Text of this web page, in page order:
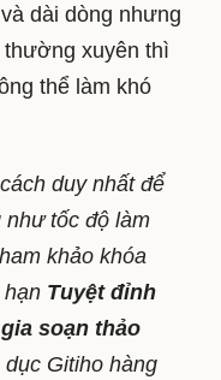
dài dòng nhưng
xuyên thì
thể làm khó
duy nhất để
như tốc độ làm
khảo khóa
Tuyệt đỉnh
soạn thảo
Gitiho hàng